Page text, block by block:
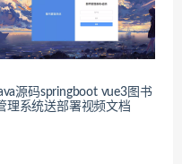
源码springboot vue3图书
理系统送部署视频文档